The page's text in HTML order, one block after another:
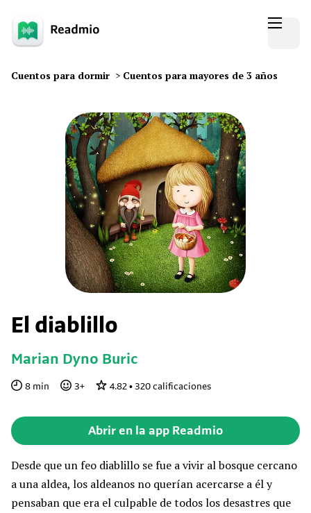
Cuentos para dormir > Cuentos para mayores de 3 años
El diablillo
Marian Dyno Buric
8 min 3+ 4.82 • 320 calificaciones
Abrir en la app Readmio
Desde que un feo diablillo se fue a vivir al bosque cercano
a una aldea, los aldeanos no querían acercarse a él y
pensaban que era el culpable de todos los desastres que